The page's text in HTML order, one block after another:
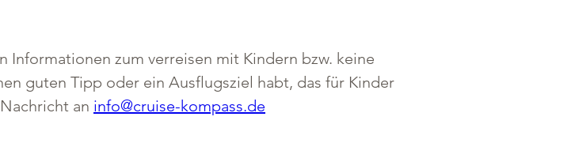
Informationen zum verreisen mit Kindern bzw. keine
guten Tipp oder ein Ausflugsziel habt, das für Kinder
an info@cruise-kompass.de